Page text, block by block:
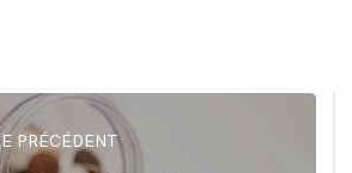
PRÉCÉDENT